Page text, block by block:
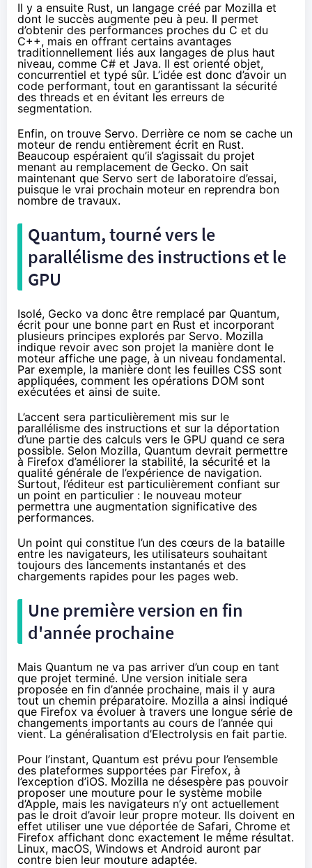
Il y a ensuite Rust, un langage créé par Mozilla et
dont le succès augmente peu à peu. Il permet
d’obtenir des performances proches du C et du
C++, mais en offrant certains avantages
traditionnellement liés aux langages de plus haut
niveau, comme C# et Java. Il est orienté objet,
concurrentiel et typé sûr. L’idée est donc d’avoir un
code performant, tout en garantissant la sécurité
des threads et en évitant les erreurs de
segmentation.
Enfin, on trouve Servo. Derrière ce nom se cache un
moteur de rendu entièrement écrit en Rust.
Beaucoup espéraient qu’il s’agissait du projet
menant au remplacement de Gecko. On sait
maintenant que Servo sert de laboratoire d’essai,
puisque le vrai prochain moteur en reprendra bon
nombre de travaux.
Quantum, tourné vers le
parallélisme des instructions et le
GPU
Isolé, Gecko va donc être remplacé par Quantum,
écrit pour une bonne part en Rust et incorporant
plusieurs principes explorés par Servo. Mozilla
indique revoir avec son projet la manière dont le
moteur affiche une page, à un niveau fondamental.
Par exemple, la manière dont les feuilles CSS sont
appliquées, comment les opérations DOM sont
exécutées et ainsi de suite.
L’accent sera particulièrement mis sur le
parallélisme des instructions et sur la déportation
d’une partie des calculs vers le GPU quand ce sera
possible. Selon Mozilla, Quantum devrait permettre
à Firefox d’améliorer la stabilité, la sécurité et la
qualité générale de l’expérience de navigation.
Surtout, l’éditeur est particulièrement confiant sur
un point en particulier : le nouveau moteur
permettra une augmentation significative des
performances.
Un point qui constitue l’un des cœurs de la bataille
entre les navigateurs, les utilisateurs souhaitant
toujours des lancements instantanés et des
chargements rapides pour les pages web.
Une première version en fin
d'année prochaine
Mais Quantum ne va pas arriver d’un coup en tant
que projet terminé. Une version initiale sera
proposée en fin d’année prochaine, mais il y aura
tout un chemin préparatoire. Mozilla a ainsi indiqué
que Firefox va évoluer à travers une longue série de
changements importants au cours de l’année qui
vient. La généralisation d’Electrolysis en fait partie.
Pour l’instant, Quantum est prévu pour l’ensemble
des plateformes supportées par Firefox, à
l’exception d’iOS. Mozilla ne désespère pas pouvoir
proposer une mouture pour le système mobile
d’Apple, mais les navigateurs n’y ont actuellement
pas le droit d’avoir leur propre moteur. Ils doivent en
effet utiliser une vue déportée de Safari, Chrome et
Firefox affichant donc exactement le même résultat.
Linux, macOS, Windows et Android auront par
contre bien leur mouture adaptée.